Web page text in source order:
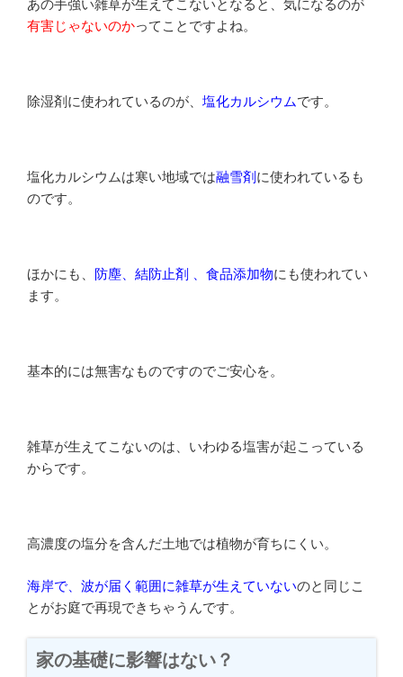
あの手強い雑草が生えてこないとなると、気になるのが
有害じゃないのかってことですよね。
除湿剤に使われているのが、 塩化カルシウムです。
塩化カルシウムは寒い地域では融雪剤 に使われているも
のです。
ほかにも、 防塵、結防止剤 、食品添加物にも使われてい
ます。
基本的には無害なものですのでご安心を。
雑草が生えてこないのは、いわゆる塩害が起こっている
からです。
高濃度の塩分を含んだ土地では植物が育ちにくい。
海岸で、波が届く範囲に雑草が生えていないのと同じこ
とがお庭で再現できちゃうんです。
家の基礎に影響はない？